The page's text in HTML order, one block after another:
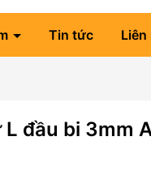
Tin tức Liên
đầu bi 3mm